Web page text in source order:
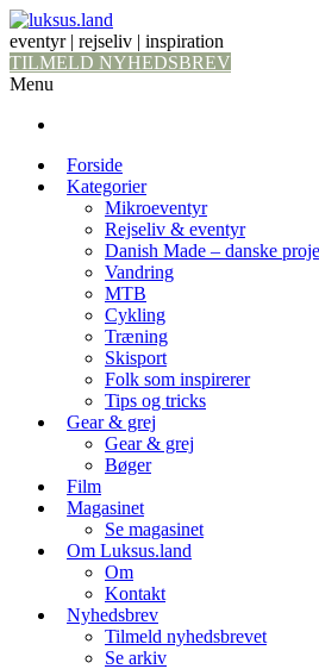
eventyr | rejseliv | inspiration
TILMELD NYHEDSBREV
Menu
Forside
Kategorier
Mikroeventyr
Rejseliv & eventyr
Danish Made – danske
Vandring
MTB
Cykling
Træning
Skisport
Folk som inspirerer
Tips og tricks
Gear & grej
Gear & grej
Bøger
Film
Magasinet
Se magasinet
Om Luksus.land
Om
Kontakt
Nyhedsbrev
Tilmeld nyhedsbrevet
Se arkiv